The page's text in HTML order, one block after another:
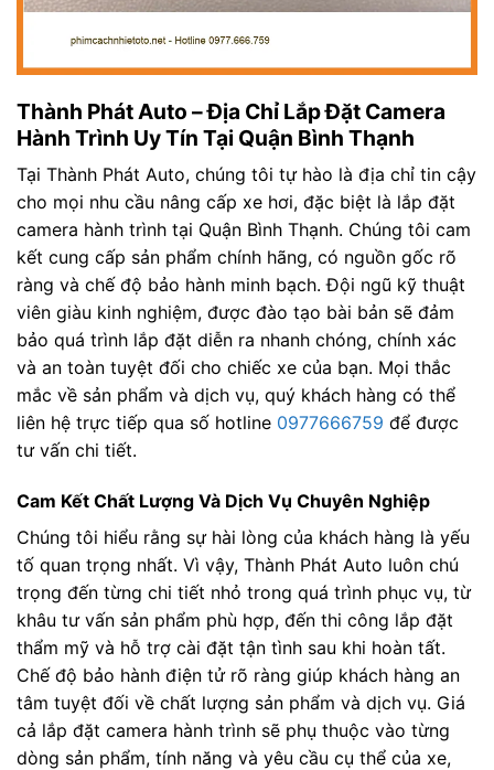
Thành Phát Auto – Địa Chỉ Lắp Đặt Camera
Hành Trình Uy Tín Tại Quận Bình Thạnh
Tại Thành Phát Auto, chúng tôi tự hào là địa chỉ tin cậy
cho mọi nhu cầu nâng cấp xe hơi, đặc biệt là lắp đặt
camera hành trình tại Quận Bình Thạnh. Chúng tôi cam
kết cung cấp sản phẩm chính hãng, có nguồn gốc rõ
ràng và chế độ bảo hành minh bạch. Đội ngũ kỹ thuật
viên giàu kinh nghiệm, được đào tạo bài bản sẽ đảm
bảo quá trình lắp đặt diễn ra nhanh chóng, chính xác
và an toàn tuyệt đối cho chiếc xe của bạn. Mọi thắc
mắc về sản phẩm và dịch vụ, quý khách hàng có thể
liên hệ trực tiếp qua số hotline 0977666759 để được
tư vấn chi tiết.
Cam Kết Chất Lượng Và Dịch Vụ Chuyên Nghiệp
Chúng tôi hiểu rằng sự hài lòng của khách hàng là yếu
tố quan trọng nhất. Vì vậy, Thành Phát Auto luôn chú
trọng đến từng chi tiết nhỏ trong quá trình phục vụ, từ
khâu tư vấn sản phẩm phù hợp, đến thi công lắp đặt
thẩm mỹ và hỗ trợ cài đặt tận tình sau khi hoàn tất.
Chế độ bảo hành điện tử rõ ràng giúp khách hàng an
tâm tuyệt đối về chất lượng sản phẩm và dịch vụ. Giá
cả lắp đặt camera hành trình sẽ phụ thuộc vào từng
dòng sản phẩm, tính năng và yêu cầu cụ thể của xe,